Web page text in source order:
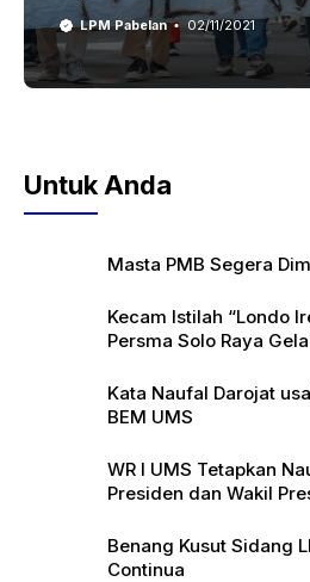
LPM Pabelan 02/11/2021
Untuk Anda
Masta PMB Segera
Kecam Istilah “Londo
Persma Solo Raya
Kata Naufal Darojat
BEM UMS
WR I UMS Tetapkan
Presiden dan Wakil
Benang Kusut Sidang
Continua